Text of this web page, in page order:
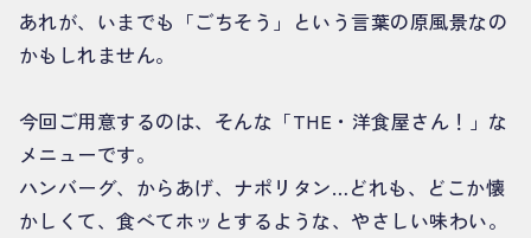
あれが、いまでも「ごちそう」という言葉の原風景なの
かもしれません。
今回ご用意するのは、そんな「THE・洋食屋さん！」な
メニューです。
ハンバーグ、からあげ、ナポリタン…どれも、どこか懐
かしくて、食べてホッとするような、やさしい味わい。